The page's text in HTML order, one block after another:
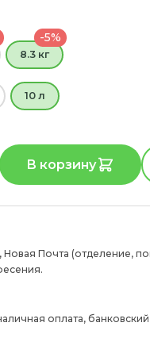
-5%
8.3 кг
10 л
В корзину
Новая Почта (отделение,
оплата,